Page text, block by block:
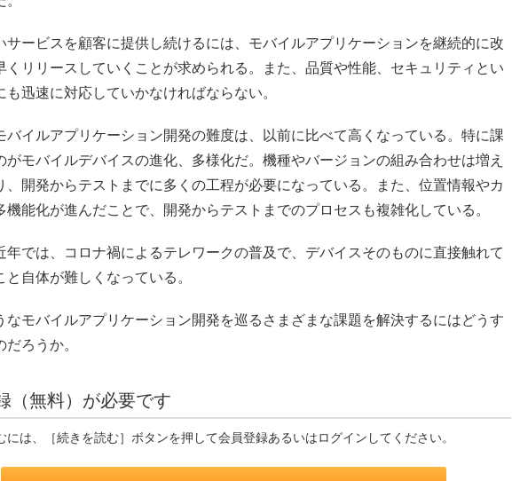
ービスを顧客に提供し続けるには、モバイルアプリケーションを継続的に改
くリリースしていくことが求められる。また、品質や性能、セキュリティとい
も迅速に対応していかなければならない。
イルアプリケーション開発の難度は、以前に比べて高くなっている。特に課
がモバイルデバイスの進化、多様化だ。機種やバージョンの組み合わせは増え
、開発からテストまでに多くの工程が必要になっている。また、位置情報やカ
機能化が進んだことで、開発からテストまでのプロセスも複雑化している。
では、コロナ禍によるテレワークの普及で、デバイスそのものに直接触れて
と自体が難しくなっている。
モバイルアプリケーション開発を巡るさまざまな課題を解決するにはどうす
ろうか。
（無料）が必要です
には、［続きを読む］ボタンを押して会員登録あるいはログインしてください。